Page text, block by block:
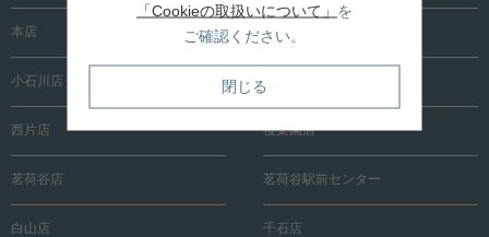
本店 根津店
小石川店
西片店 後楽園店
茗荷谷店 茗荷谷駅前センター
白山店 千石店
「Cookieの取扱いについて」 を
ご確認ください。
閉じる